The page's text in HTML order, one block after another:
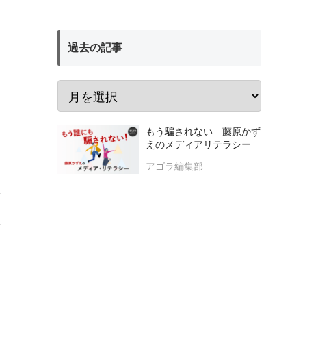
過去の記事
もう騙されない 藤原かず
えのメディアリテラシー
アゴラ編集部